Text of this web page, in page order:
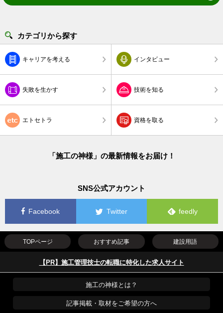
カテゴリから探す
キャリアを考える インタビュー
失敗を生かす 技術を知る
エトセトラ 資格を取る
「施工の神様」の最新情報をお届け！
SNS公式アカウント
Facebook Twitter feedly
TOPページ おすすめ記事 建設用語
【PR】施工管理技士の転職に特化した求人サイト
施工の神様とは？
記事掲載・取材をご希望の方へ